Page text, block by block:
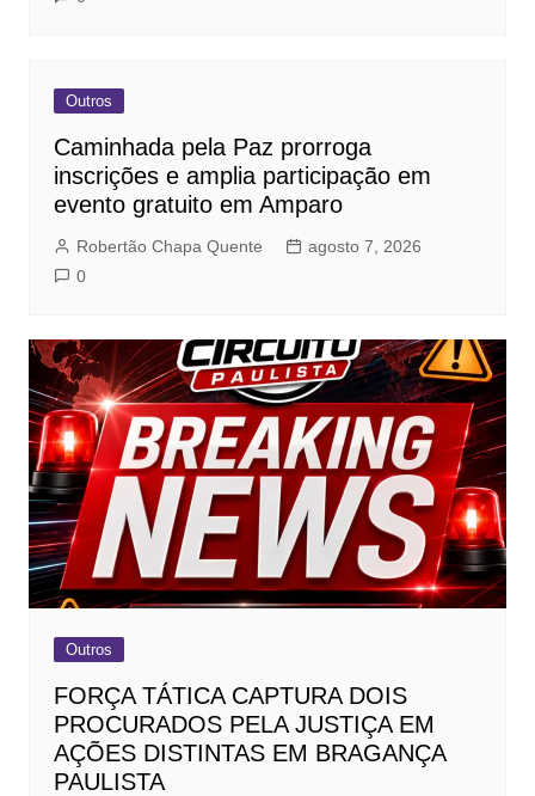
Outros
Caminhada pela Paz prorroga
inscrições e amplia participação em
evento gratuito em Amparo
Robertão Chapa Quente
agosto 7, 2026
0
Outros
FORÇA TÁTICA CAPTURA DOIS
PROCURADOS PELA JUSTIÇA EM
AÇÕES DISTINTAS EM BRAGANÇA
PAULISTA